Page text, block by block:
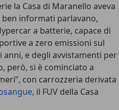
la Casa di Maranello aveva
informati parlavano,
a batterie, capace di
a zero emissioni sul
anni, e degli avvistamenti per
però, si è cominciato a
con carrozzeria derivata
, il FUV della Casa